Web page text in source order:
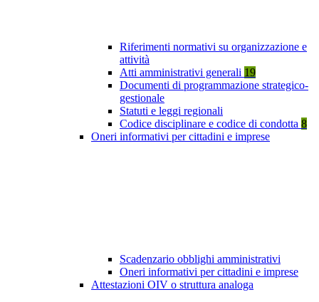
Riferimenti normativi su organizzazione e
attività
Atti amministrativi generali 19
Documenti di programmazione strategico-
gestionale
Statuti e leggi regionali
Codice disciplinare e codice di condotta 8
Oneri informativi per cittadini e imprese
Scadenzario obblighi amministrativi
Oneri informativi per cittadini e imprese
Attestazioni OIV o struttura analoga